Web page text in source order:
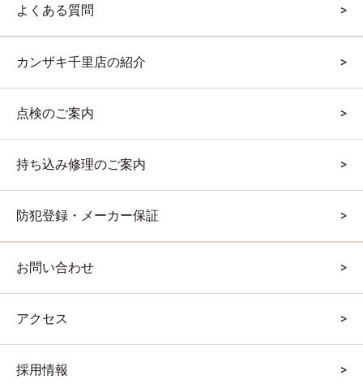
よくある質問
カンザキ千里店の紹介
点検のご案内
持ち込み修理のご案内
防犯登録・メーカー保証
お問い合わせ
アクセス
採用情報